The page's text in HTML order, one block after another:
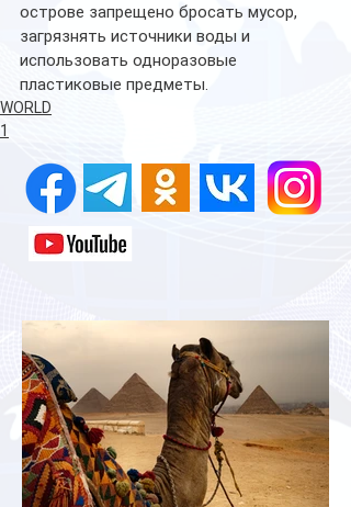
острове запрещено бросать мусор,
загрязнять источники воды и
использовать одноразовые
пластиковые предметы.
WORLD
1